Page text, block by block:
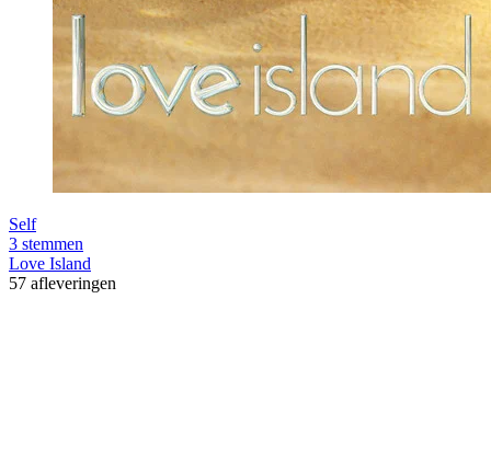
Self
3 stemmen
Love Island
57 afleveringen